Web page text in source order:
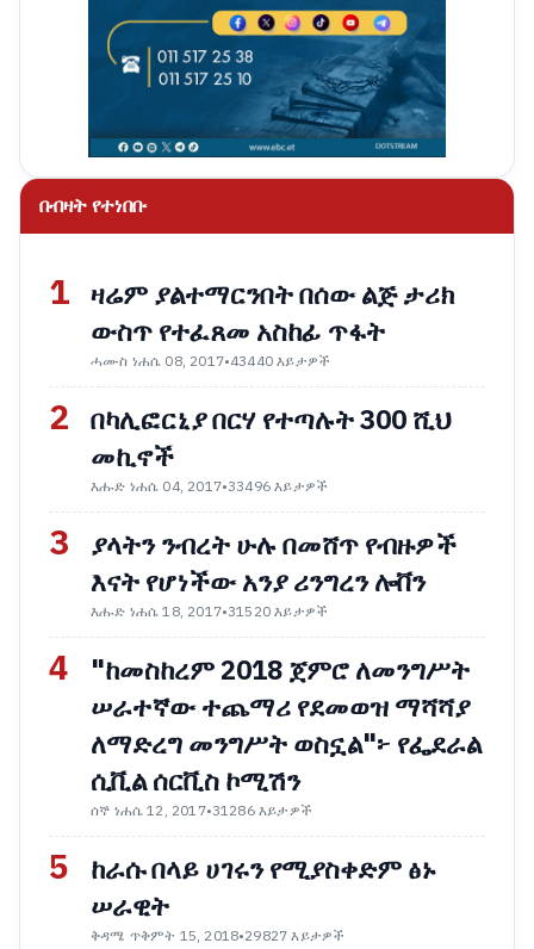
በብዛት የተነበቡ
1 ዛሬም ያልተማርንበት በሰው ልጅ ታሪክ
ውስጥ የተፈጸመ አስከፊ ጥፋት
ሓሙስ ነሐሴ 08, 2017•43440 እይታዎች
2 በካሊፎርኒያ በርሃ የተጣሉት 300 ሺህ
መኪኖች
እሑድ ነሐሴ 04, 2017•33496 እይታዎች
3
ያላትን ንብረት ሁሉ በመሸጥ የብዙዎች
እናት የሆነችው አንያ ሪንግረን ሎቨን
እሑድ ነሐሴ 18, 2017•31520 እይታዎች
4
"ከመስከረም 2018 ጀምሮ ለመንግሥት
ሠራተኛው ተጨማሪ የደመወዝ ማሻሻያ
ለማድረግ መንግሥት ወስኗል"፦ የፌደራል
ሲቪል ሰርቪስ ኮሚሽን
ሰኞ ነሐሴ 12, 2017•31286 እይታዎች
5
ከራሱ በላይ ሀገሩን የሚያስቀድም ፅኑ
ሠራዊት
ቅዳሜ ጥቅምት 15, 2018•29827 እይታዎች